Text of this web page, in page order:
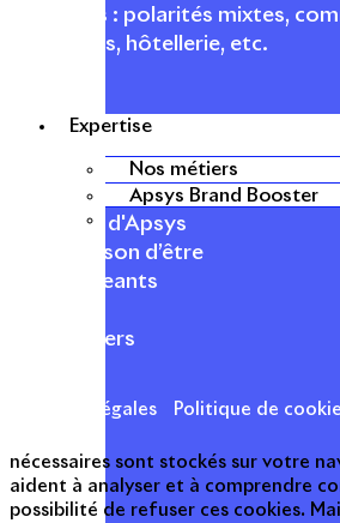
Expertise
Nos métiers
Apsys Brand Booster
fonctions : polarités mixtes,
logements, hôtellerie, etc.
APSYS EN BREF
À propos d'Apsys
Notre raison d’être
Nos dirigeants
Nos métiers
Mentions légales Politique de
nécessaires sont stockés sur votre
aident à analyser et à comprendre
possibilité de refuser ces cookies.